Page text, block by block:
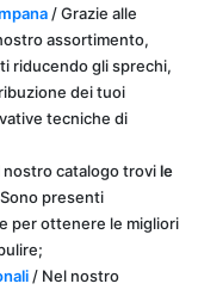
/ Grazie alle
assortimento,
riducendo gli sprechi,
dei tuoi
tecniche di
nostro catalogo trovile
presenti
per ottenere le migliori
/ Nel nostro